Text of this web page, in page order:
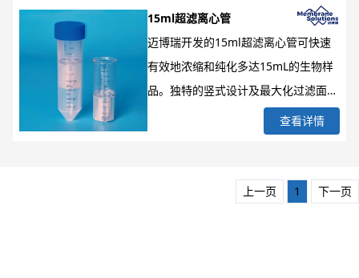
险。一次性使用的设计，确保不会产生
15ml超滤离心管
迈博瑞开发的15ml超滤离心管可快速
有效地浓缩和纯化多达15mL的生物样
品。独特的竖式设计及最大化过滤面积
能提供快速的样本处理和较高的样本回
收率(通常大于90%稀薄的初始溶液)，
本的活性和构象。竖式设计将溶质极化
查看详情
上一页 1 下一页